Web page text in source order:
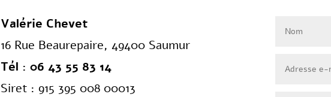
Valérie Chevet
16 Rue Beaurepaire, 49400 Saumur
Tél : 06 43 55 83 14
Siret : 915 395 008 00013